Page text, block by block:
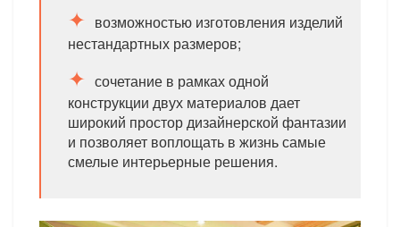
возможностью изготовления изделий
нестандартных размеров;
сочетание в рамках одной
конструкции двух материалов дает
широкий простор дизайнерской фантазии
и позволяет воплощать в жизнь самые
смелые интерьерные решения.